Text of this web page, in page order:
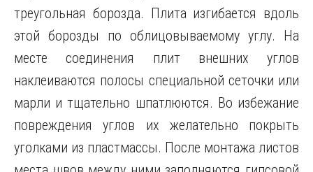
треугольная борозда. Плита изгибается вдоль
этой борозды по облицовываемому углу. На
месте соединения плит внешних углов
наклеиваются полосы специальной сеточки или
марли и тщательно шпатлюются. Во избежание
повреждения углов их желательно покрыть
уголками из пластмассы. После монтажа листов